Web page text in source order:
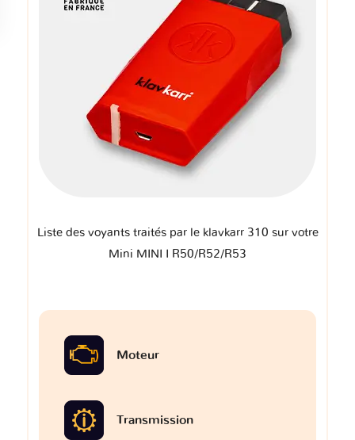
Liste des voyants traités par le klavkarr 310 sur votre
Mini MINI I R50/R52/R53
Moteur
Transmission